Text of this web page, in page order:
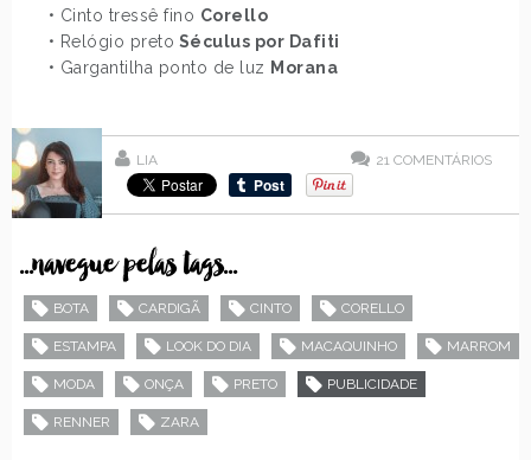
• Cinto tressê fino Corello
• Relógio preto Séculus por Dafiti
• Gargantilha ponto de luz Morana
LIA 21 COMENTÁRIOS
...navegue pelas tags...
BOTA CARDIGÃ CINTO CORELLO
ESTAMPA LOOK DO DIA MACAQUINHO MARROM
MODA ONÇA PRETO PUBLICIDADE
RENNER ZARA